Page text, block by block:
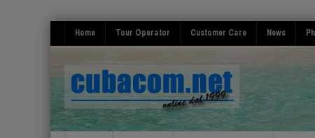
Home Tour Operator Customer Care News